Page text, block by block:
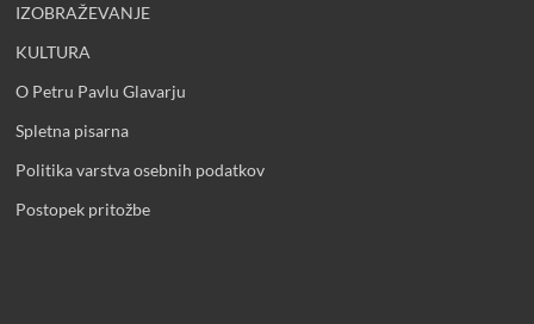
IZOBRAŽEVANJE
KULTURA
O Petru Pavlu Glavarju
Spletna pisarna
Politika varstva osebnih podatkov
Postopek pritožbe